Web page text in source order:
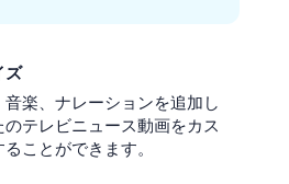
ズ
音楽、ナレーションを追加し
テレビニュース動画をカス
ことができます。